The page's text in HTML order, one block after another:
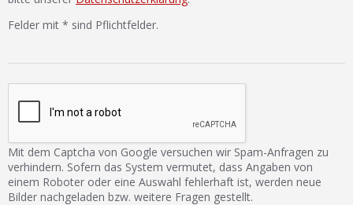
Felder mit * sind Pflichtfelder.
Mit dem Captcha von Google versuchen wir Spam-Anfragen zu
verhindern. Sofern das System vermutet, dass Angaben von
einem Roboter oder eine Auswahl fehlerhaft ist, werden neue
Bilder nachgeladen bzw. weitere Fragen gestellt.